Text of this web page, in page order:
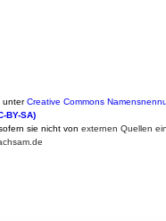
unterCreative Commons
BY-SA)
sie nicht von externen Quellen